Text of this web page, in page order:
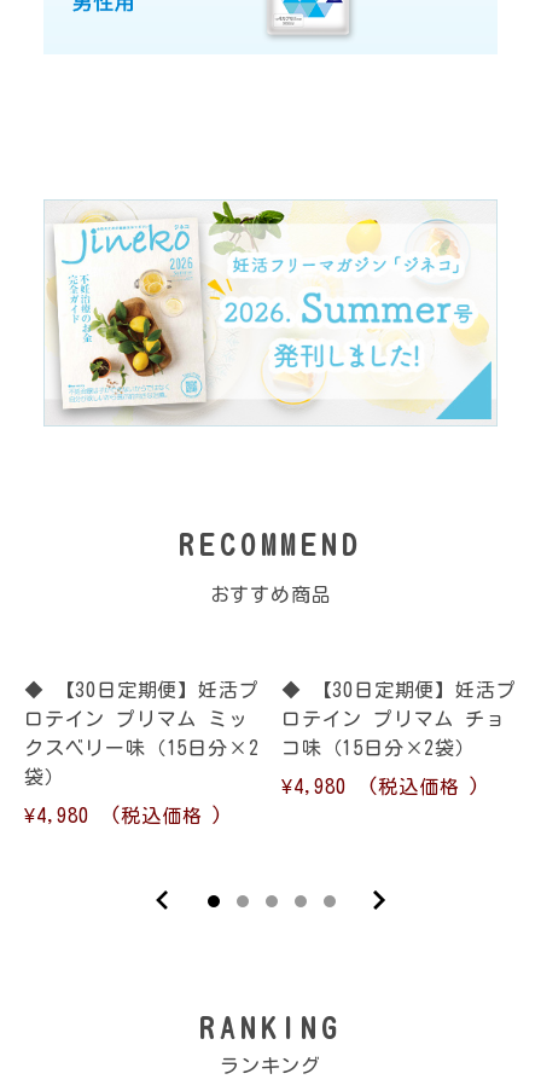
RECOMMEND
おすすめ商品
◆ 【30日定期便】妊活プ
ロテイン プリマム ミッ
クスベリー味（15日分×2
袋）
¥4,980
(税込価格 )
◆ 【30日定期便】妊活プ
ロテイン プリマム チョ
コ味（15日分×2袋）
¥4,980
(税込価格 )
RANKING
ランキング